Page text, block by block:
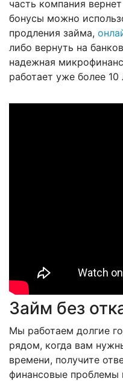
часть компания
бонусы можно
продления займа,
либо вернуть на
надежная
работает уже более 10
Займ без
Мы работаем долгие
рядом, когда вам
времени, получите
финансовые проблемы